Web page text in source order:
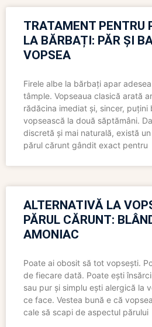
TRATAMENT PENTRU
LA BĂRBAȚI: PĂR ȘI
VOPSEA
Firele albe la bărbați apar
tâmple. Vopseaua clasică arată
rădăcina imediat și, sincer, puțini
vopsească la două săptămâni.
discretă și mai naturală, există
părul cărunt gândit exact pentru
ALTERNATIVĂ LA
PĂRUL CĂRUNT:
AMONIAC
Poate ai obosit să tot vopsești.
de fiecare dată. Poate ești
sau pur și simplu ești alergică la
ce face. Vestea bună e că
cale să scapi de aspectul părului